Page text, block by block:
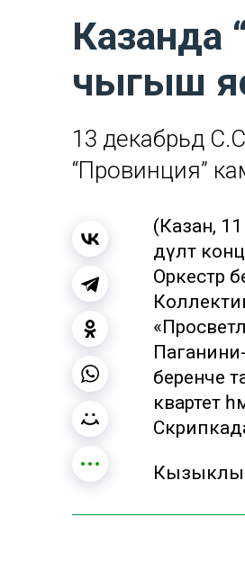
Казанда
чыгыш
13 декабрьдә
“Провинция”
(Казан,
дәүләт
Оркестр
беренче
квартет
Кызыклы